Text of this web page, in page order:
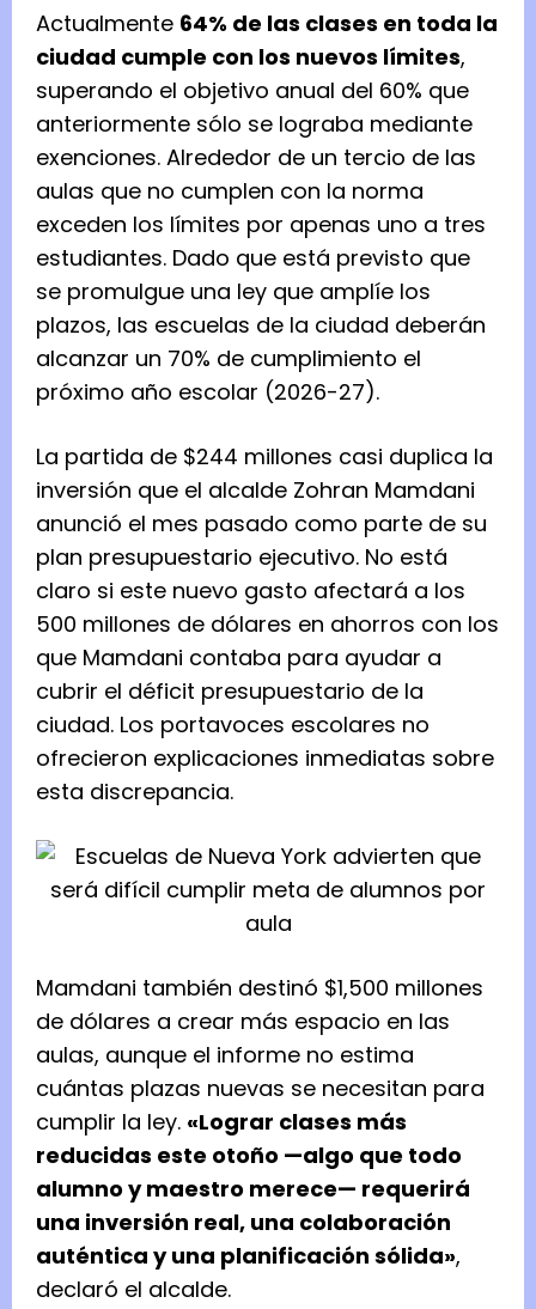
Actualmente 64% de las clases en toda la
ciudad cumple con los nuevos límites,
superando el objetivo anual del 60% que
anteriormente sólo se lograba mediante
exenciones. Alrededor de un tercio de las
aulas que no cumplen con la norma
exceden los límites por apenas uno a tres
estudiantes. Dado que está previsto que
se promulgue una ley que amplíe los
plazos, las escuelas de la ciudad deberán
alcanzar un 70% de cumplimiento el
próximo año escolar (2026-27).
La partida de $244 millones casi duplica la
inversión que el alcalde Zohran Mamdani
anunció el mes pasado como parte de su
plan presupuestario ejecutivo. No está
claro si este nuevo gasto afectará a los
500 millones de dólares en ahorros con los
que Mamdani contaba para ayudar a
cubrir el déficit presupuestario de la
ciudad. Los portavoces escolares no
ofrecieron explicaciones inmediatas sobre
esta discrepancia.
Mamdani también destinó $1,500 millones
de dólares a crear más espacio en las
aulas, aunque el informe no estima
cuántas plazas nuevas se necesitan para
cumplir la ley. «Lograr clases más
reducidas este otoño —algo que todo
alumno y maestro merece— requerirá
una inversión real, una colaboración
auténtica y una planificación sólida»,
declaró el alcalde.